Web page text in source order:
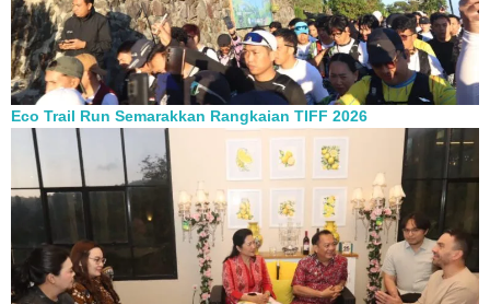
Eco Trail Run Semarakkan Rangkaian TIFF 2026